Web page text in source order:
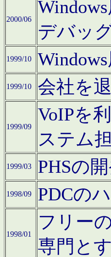
2000/06
デバッ
1999/10
1999/10 会社を
1999/09
VoIPを
ステム担
1999/03 PHSの
1998/09 PDCの
1998/01
フリー
専門と